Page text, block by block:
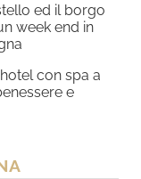
ed il borgo
week end in
con spa a
e